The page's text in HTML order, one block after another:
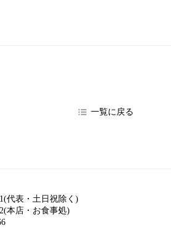
一覧に戻る
代表・土日祝除く)
本店・お食事処)